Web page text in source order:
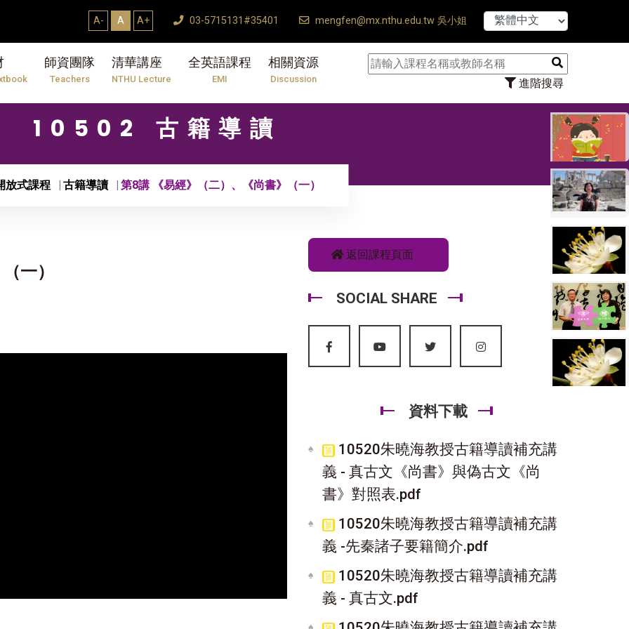
A- A A+ 03-5715131#35401 mengfen@mx.nthu.edu.tw 吳小姐
師資團隊
Teachers
清華講座
NTHU Lecture
全英語課程
EMI
相關資源
Discussion 進階搜尋
學期研究生論文口試結束Thesis Defense Ends ♠ 【8/1】115學年
10502 古籍導讀
放式課程 古籍導讀 第8講 《易經》（二）、《尚書》（一）
一）
返回課程頁面
SOCIAL SHARE
資料下載
10520朱曉海教授古籍導讀補充講
義 - 真古文《尚書》與偽古文《尚
書》對照表.pdf
10520朱曉海教授古籍導讀補充講
義 -先秦諸子要籍簡介.pdf
10520朱曉海教授古籍導讀補充講
義 - 真古文.pdf